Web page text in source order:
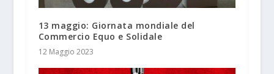
13 maggio: Giornata mondiale del
Commercio Equo e Solidale
12 Maggio 2023